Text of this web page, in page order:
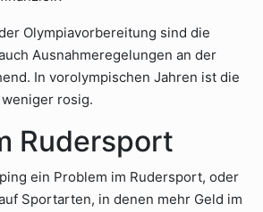
Olympiavorbereitung sind die
Ausnahmeregelungen an der
In vorolympischen Jahren ist die
rosig.
Rudersport
ein Problem im Rudersport, oder
Sportarten, in denen mehr Geld im